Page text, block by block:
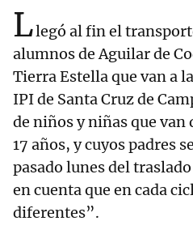
Llegó al fin el
alumnos de Aguilar de
Tierra Estella que van a
IPI de Santa Cruz de
de niños y niñas que van
17 años, y cuyos padres
pasado lunes del
en cuenta que en cada
diferentes”.